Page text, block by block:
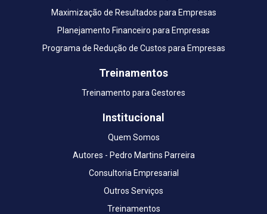
Maximização de Resultados para Empresas
Planejamento Financeiro para Empresas
Programa de Redução de Custos para Empresas
Treinamentos
Treinamento para Gestores
Institucional
Quem Somos
Autores - Pedro Martins Parreira
Consultoria Empresarial
Outros Serviços
Treinamentos